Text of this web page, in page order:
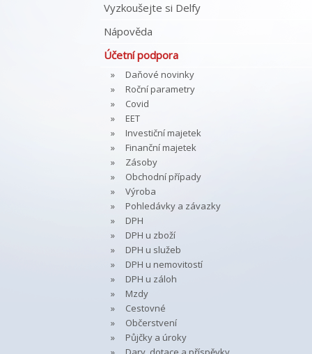
Vyzkoušejte si Delfy
Nápověda
Účetní podpora
Daňové novinky
Roční parametry
Covid
EET
Investiční majetek
Finanční majetek
Zásoby
Obchodní případy
Výroba
Pohledávky a závazky
DPH
DPH u zboží
DPH u služeb
DPH u nemovitostí
DPH u záloh
Mzdy
Cestovné
Občerstvení
Půjčky a úroky